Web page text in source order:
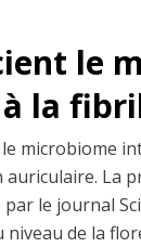
le
la
microbiome
La
le journal
de la